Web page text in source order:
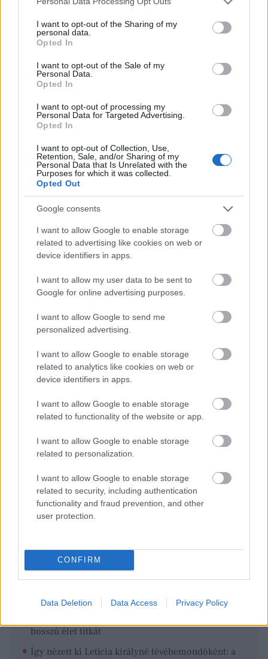
not limited to your visit or usage behaviour. You may click to
grant or deny consent to Google and its third-party tags to
use your data for below specified purposes in below Google
consent section.
I want to opt-out of the Sharing of my
personal data.
Opted In
I want to opt-out of the Sale of my
Personal Data.
Opted In
I want to opt-out of processing my
Personal Data for Targeted Advertising.
Opted In
I want to opt-out of Collection, Use,
Retention, Sale, and/or Sharing of my
Personal Data that Is Unrelated with the
Purposes for which it was collected.
Opted Out
Google consents
I want to allow Google to enable storage
related to advertising like cookies on web or
device identifiers in apps.
I want to allow my user data to be sent to
Google for online advertising purposes.
I want to allow Google to send me
personalized advertising.
I want to allow Google to enable storage
related to analytics like cookies on web or
device identifiers in apps.
I want to allow Google to enable storage
related to functionality of the website or app.
I want to allow Google to enable storage
related to personalization.
I want to allow Google to enable storage
related to security, including authentication
functionality and fraud prevention, and other
user protection.
CONFIRM
Data Deletion Data Access Privacy Policy
a képernyőn én vagyok. Fura volt, nem gondoltam,
nagyon sok olyan dolgot győztem le magamban,
amitől világ életemben rettegtem: élő adásban
táncolok, nem improvizálok, hanem egy betanult
koreográfiát adok elő. Az a szerencsém, hogy
stresszhelyzetben nagyon tudok összpontosítani.
Ezeket olvastad már?
Ő itt Polgár Judit ritkán látott férje, 26 éve vannak
egymás mellett jóban-rosszban
Nem kell milliárdosnak lenned, hogy lassítsd az
hosszú élet titkát
Így nézett ki Letícia királyné tévébemondóként: a